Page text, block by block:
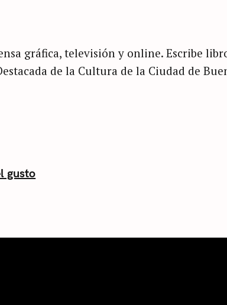
gráfica, televisión y online. Escribe
de la Cultura de la Ciudad de
gusto